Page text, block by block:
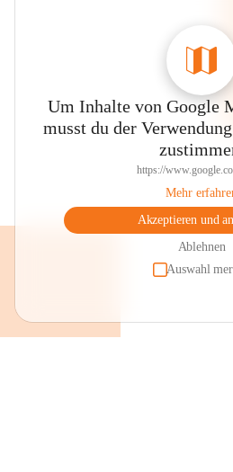
Um Inhalte von Google
musst du der
https://
Mehr
Akzeptieren und
Ablehnen
Auswahl